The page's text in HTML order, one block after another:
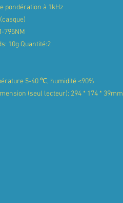
pondération à 1kHz
795NM
10g Quantité:2
5-40 ℃, humidité <90%
(seul lecteur): 294 * 174 * 39mm